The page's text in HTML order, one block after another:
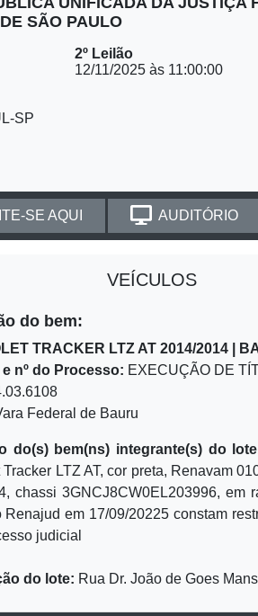
DE SÃO PAULO
2º Leilão
12/11/2025 às 11:00:00
SP
SE AQUI AUDITÓRIO
VEÍCULOS
do bem:
TRACKER LTZ AT 2014/2014 |
e nº do Processo: EXECUÇÃO DE
Federal de Bauru
do(s) bem(ns) integrante(s) do
LTZ AT, cor preta, Renavam
chassi 3GNCJ8CW0EL203996, em
Renajud em 17/09/20225 constam
judicial
do lote: Rua Dr. João de Goes